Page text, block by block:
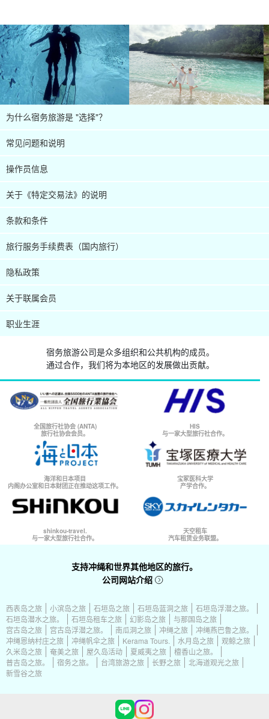
为什么宿务旅游是 "选择"？
常见问题和说明
操作员信息
关于《特定交易法》的说明
条款和条件
旅行服务手续费表（国内旅行）
隐私政策
关于联属会员
职业生涯
宿务旅游公司是众多组织和公共机构的成员。
通过合作，我们将为本地区的发展做出贡献。
全国旅行社协会 (ANTA)
旅行社协会会员。
HIS
与一家大型旅行社合作。
海洋和日本项目
内阁办公室和日本财团正在推动这项工作。
宝冢医科大学
产学合作。
shinkou-travel.
与一家大型旅行社合作。
天空租车
汽车租赁业务联盟。
支持冲绳和世界其他地区的旅行。
公司网站介绍
西表岛之旅 小滨岛之旅 石垣岛之旅 石垣岛蓝洞之旅
石垣岛浮潜之旅。
石垣岛潜水之旅。
石垣岛租车之旅 幻影岛之旅
与那国岛之旅
宫古岛之旅
宫古岛浮潜之旅。 南瓜洞之旅 冲绳之旅
冲绳燕巴鲁之旅。
冲绳恩纳村庄之旅
冲绳帆伞之旅 Kerama Tours. 水月岛之旅
观鲸之旅
久米岛之旅
奄美之旅 屋久岛活动 夏威夷之旅
檀香山之旅。
普吉岛之旅。
宿务之旅。 台湾旅游之旅 长野之旅
北海道观光之旅
新雪谷之旅